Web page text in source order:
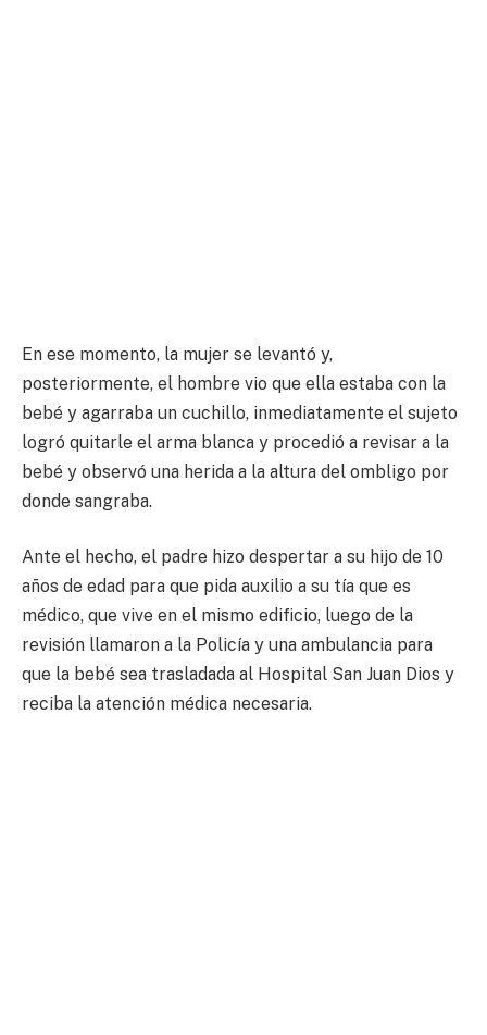
En ese momento, la mujer se levantó y,
posteriormente, el hombre vio que ella estaba con la
bebé y agarraba un cuchillo, inmediatamente el sujeto
logró quitarle el arma blanca y procedió a revisar a la
bebé y observó una herida a la altura del ombligo por
donde sangraba.
Ante el hecho, el padre hizo despertar a su hijo de 10
años de edad para que pida auxilio a su tía que es
médico, que vive en el mismo edificio, luego de la
revisión llamaron a la Policía y una ambulancia para
que la bebé sea trasladada al Hospital San Juan Dios y
reciba la atención médica necesaria.